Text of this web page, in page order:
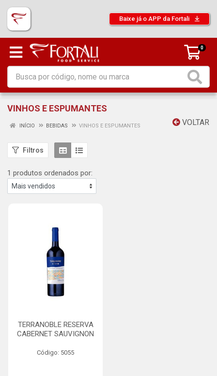
Baixe já o APP da Fortali
0
VINHOS E ESPUMANTES
VOLTAR
INÍCIO BEBIDAS VINHOS E ESPUMANTES
Filtros
1 produtos ordenados por:
TERRANOBLE RESERVA
CABERNET SAUVIGNON
Código: 5055